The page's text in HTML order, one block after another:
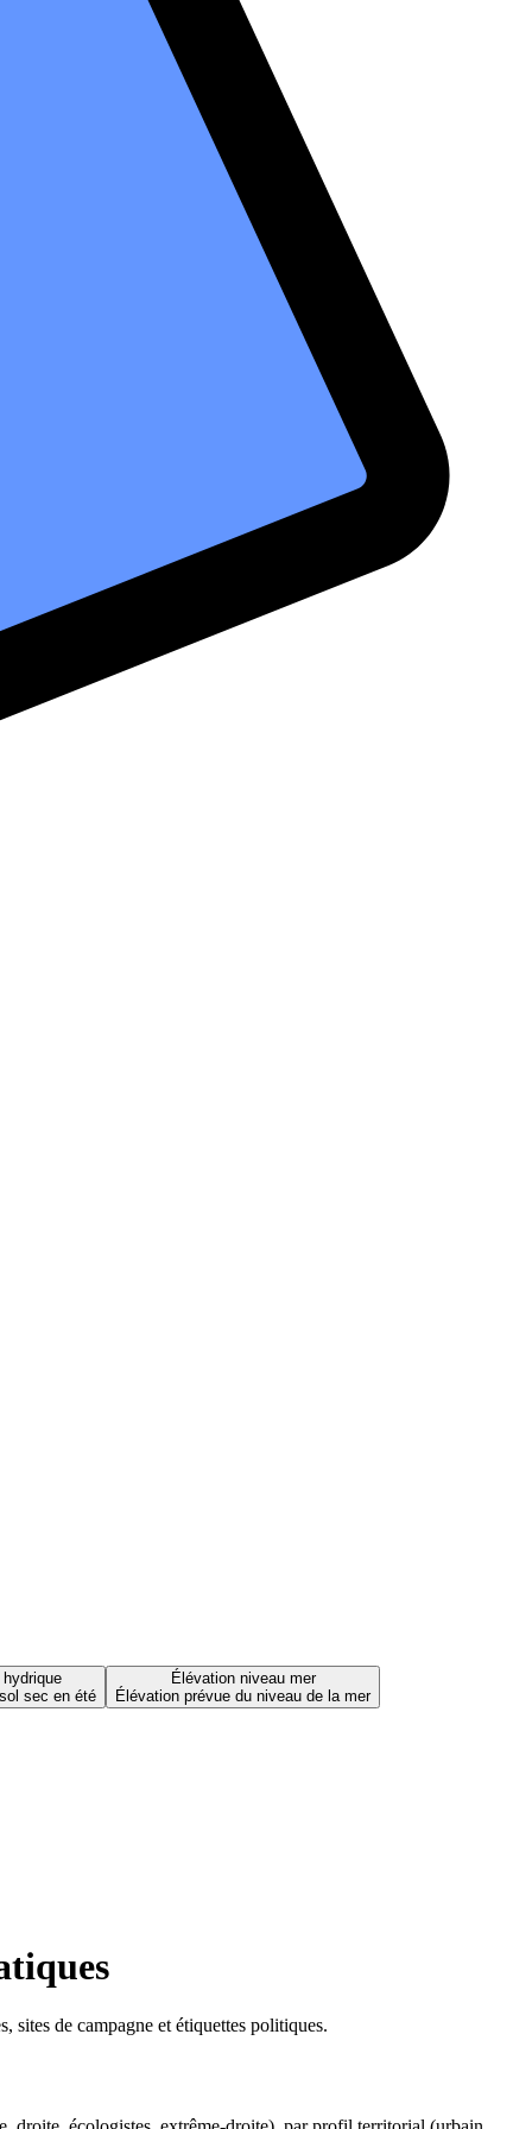
sec en été
Élévation niveau mer
Élévation prévue du niveau de la mer
sites de campagne et étiquettes politiques.